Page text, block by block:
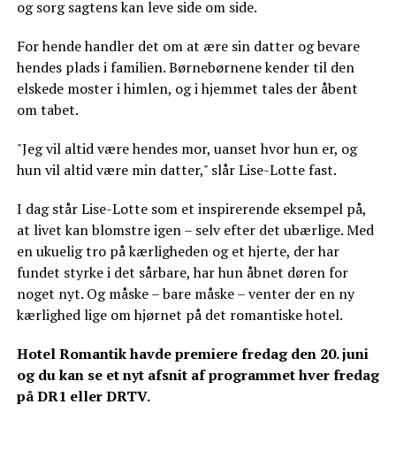
og sorg sagtens kan leve side om side.
For hende handler det om at ære sin datter og bevare
hendes plads i familien. Børnebørnene kender til den
elskede moster i himlen, og i hjemmet tales der åbent
om tabet.
"Jeg vil altid være hendes mor, uanset hvor hun er, og
hun vil altid være min datter," slår Lise-Lotte fast.
I dag står Lise-Lotte som et inspirerende eksempel på,
at livet kan blomstre igen – selv efter det ubærlige. Med
en ukuelig tro på kærligheden og et hjerte, der har
fundet styrke i det sårbare, har hun åbnet døren for
noget nyt. Og måske – bare måske – venter der en ny
kærlighed lige om hjørnet på det romantiske hotel.
Hotel Romantik havde premiere fredag den 20. juni
og du kan se et nyt afsnit af programmet hver fredag
på DR1 eller DRTV.